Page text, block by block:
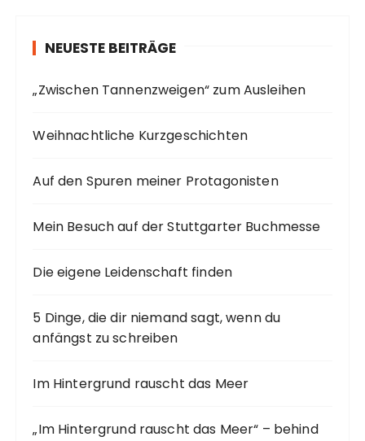
NEUESTE BEITRÄGE
„Zwischen Tannenzweigen“ zum Ausleihen
Weihnachtliche Kurzgeschichten
Auf den Spuren meiner Protagonisten
Mein Besuch auf der Stuttgarter Buchmesse
Die eigene Leidenschaft finden
5 Dinge, die dir niemand sagt, wenn du
anfängst zu schreiben
Im Hintergrund rauscht das Meer
„Im Hintergrund rauscht das Meer“ – behind